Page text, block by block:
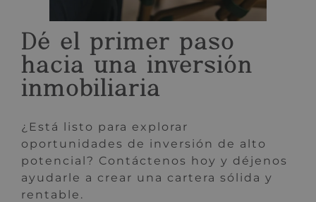
Dé el primer paso
hacia una inversión
inmobiliaria
¿Está listo para explorar
oportunidades de inversión de alto
potencial? Contáctenos hoy y déjenos
ayudarle a crear una cartera sólida y
rentable.